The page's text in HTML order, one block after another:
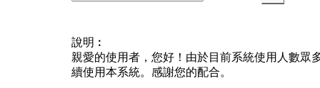
說明︰
親愛的使用者，您好！由於目前系統使用人數眾
續使用本系統。感謝您的配合。